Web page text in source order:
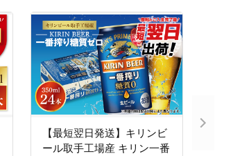
【最短翌日発送】キリンビ
ール取手工場産 キリン一番